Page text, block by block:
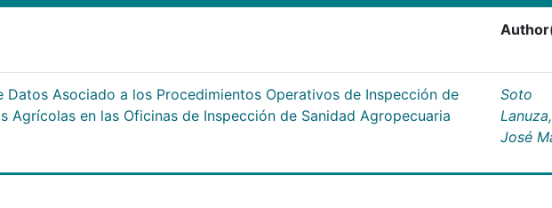
Datos Asociado a los Procedimientos Operativos de Inspección de
Agrícolas en las Oficinas de Inspección de Sanidad Agropecuaria
Soto
Lanuza,
José